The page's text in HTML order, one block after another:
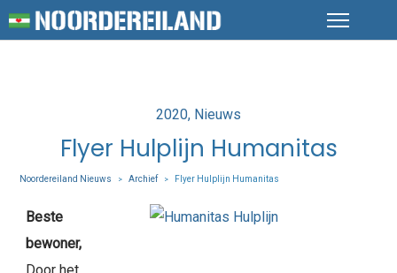
Posted
2020 Nieuws
Flyer Hulplijn Humanitas
Noordereiland Nieuws > Archief > Flyer Hulplijn Humanitas
Beste
bewoner,